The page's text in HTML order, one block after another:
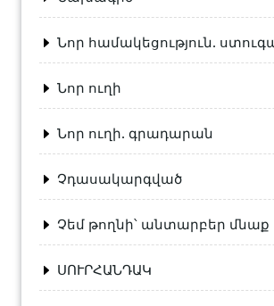
Նոր համակեցություն.
Նոր ուղի
Նոր ուղի. գրադարան
Չդասակարգված
Չեմ թողնի՝ անտարբեր մնաք
ՍՈՒՐՀԱՆԴԱԿ